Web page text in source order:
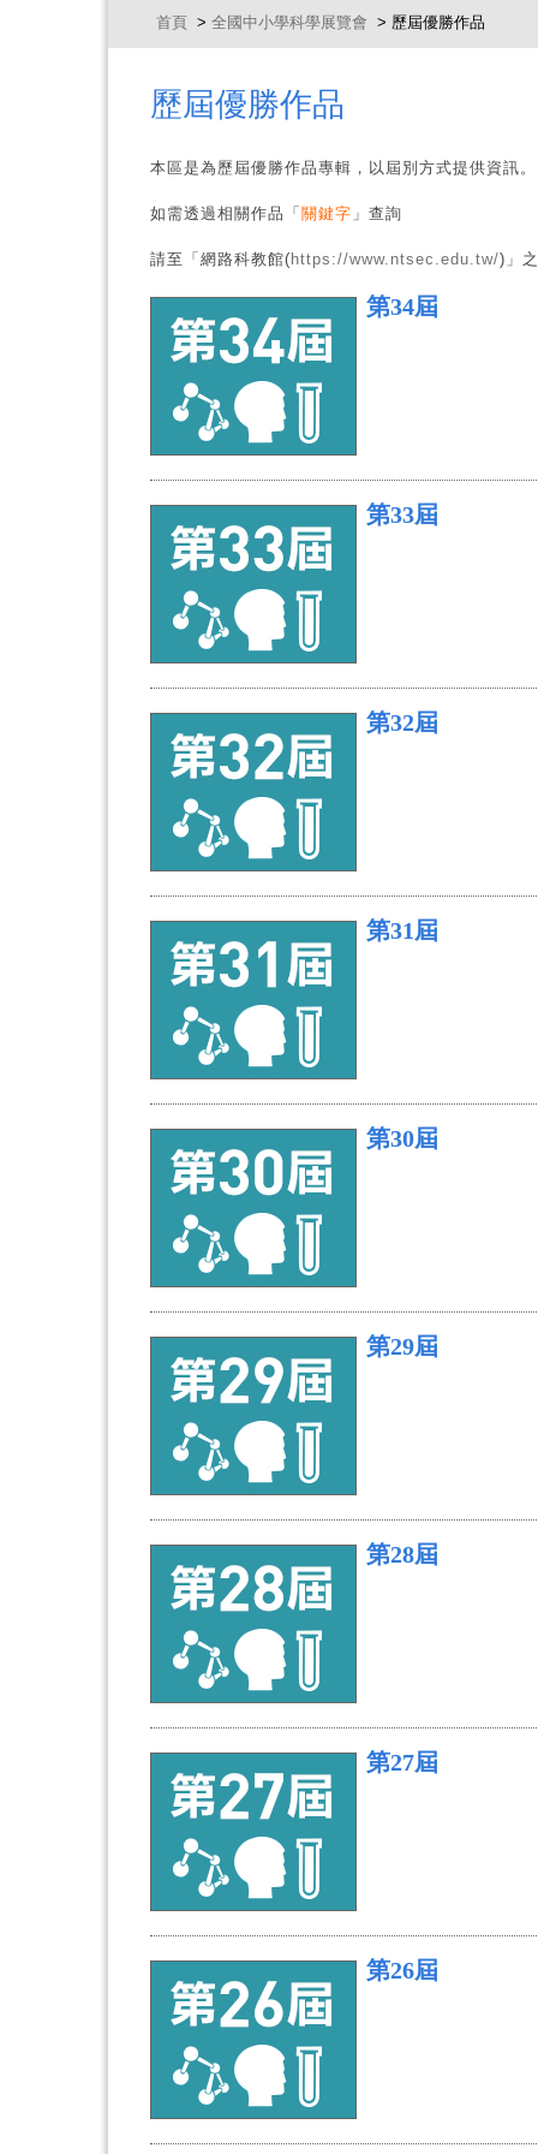
首頁 > 全國中小學科學展覽會 > 歷屆優勝作品
歷屆優勝作品
本區是為歷屆優勝作品專輯，以屆別方式提供資訊。
如需透過相關作品「 關鍵字 」查詢
請至「網路科教館( https://www.ntsec.edu.tw/)」
第34屆
第33屆
第32屆
第31屆
第30屆
第29屆
第28屆
第27屆
第26屆